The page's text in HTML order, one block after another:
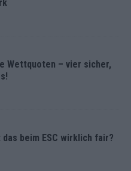
Wettquoten – vier sicher,
beim ESC wirklich fair?